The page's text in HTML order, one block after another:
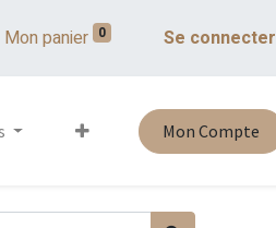
Mon panier 0 Se connecter
Mon Compte